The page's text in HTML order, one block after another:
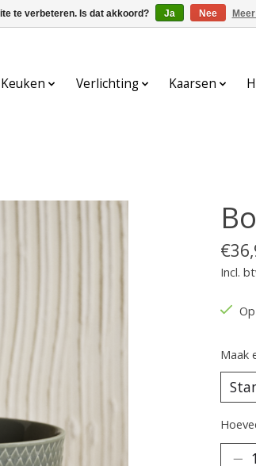
Keuken Verlichting Kaarsen
Incl.
Maak
te verbeteren. Is dat akkoord? Ja Nee